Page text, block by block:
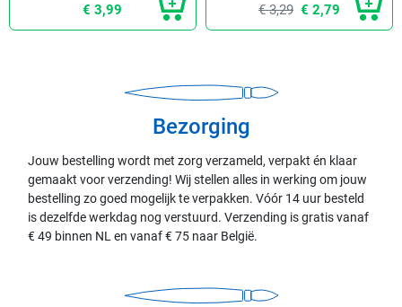
€ 3,99
€ 3,29 € 2,79
Bezorging
Jouw bestelling wordt met zorg verzameld, verpakt én klaar
gemaakt voor verzending! Wij stellen alles in werking om jouw
bestelling zo goed mogelijk te verpakken. Vóór 14 uur besteld
is dezelfde werkdag nog verstuurd. Verzending is gratis vanaf
€ 49 binnen NL en vanaf € 75 naar België.